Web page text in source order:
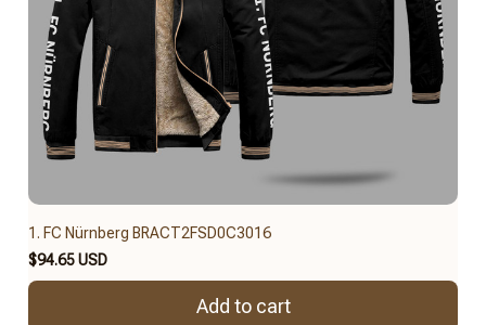
1. FC Nürnberg BRACT2FSD0C3016
$94.65 USD
Add to cart